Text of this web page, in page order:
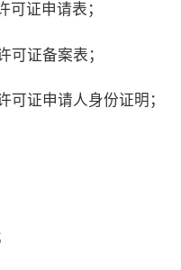
可证申请表；
可证备案表；
可证申请人身份证明；